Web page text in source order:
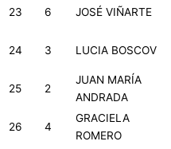
23 6 JOSÉ VIÑARTE
24 3 LUCIA BOSCOV
25 2
JUAN MARÍA
ANDRADA
26 4
GRACIELA
ROMERO